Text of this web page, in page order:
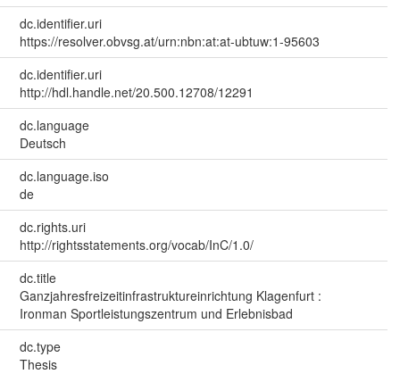
dc.identifier.uri
https://resolver.obvsg.at/urn:nbn:at:at-ubtuw:1-95603
dc.identifier.uri
http://hdl.handle.net/20.500.12708/12291
dc.language
Deutsch
dc.language.iso
de
dc.rights.uri
http://rightsstatements.org/vocab/InC/1.0/
dc.title
Ganzjahresfreizeitinfrastruktureinrichtung Klagenfurt :
Ironman Sportleistungszentrum und Erlebnisbad
dc.type
Thesis